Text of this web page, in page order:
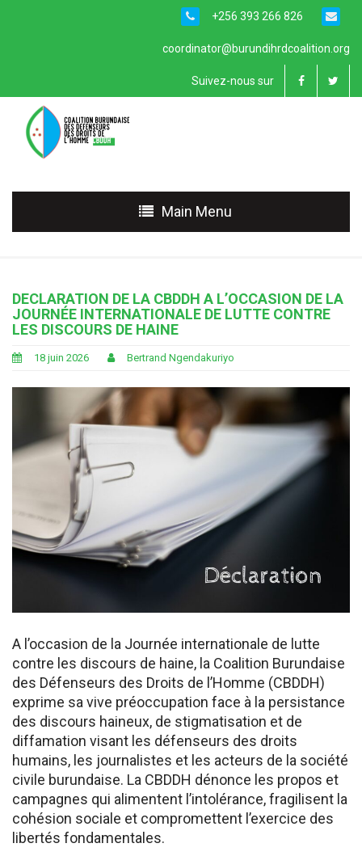
+256 393 266 826
coordinator@burundihrdcoalition.org
Suivez-nous sur
Main Menu
DECLARATION DE LA CBDDH A L’OCCASION DE LA
JOURNÉE INTERNATIONALE DE LUTTE CONTRE
LES DISCOURS DE HAINE
18 juin 2026 Bertrand Ngendakuriyo
A l’occasion de la Journée internationale de lutte
contre les discours de haine, la Coalition Burundaise
des Défenseurs des Droits de l’Homme (CBDDH)
exprime sa vive préoccupation face à la persistance
des discours haineux, de stigmatisation et de
diffamation visant les défenseurs des droits
humains, les journalistes et les acteurs de la société
civile burundaise. La CBDDH dénonce les propos et
campagnes qui alimentent l’intolérance, fragilisent la
cohésion sociale et compromettent l’exercice des
libertés fondamentales.